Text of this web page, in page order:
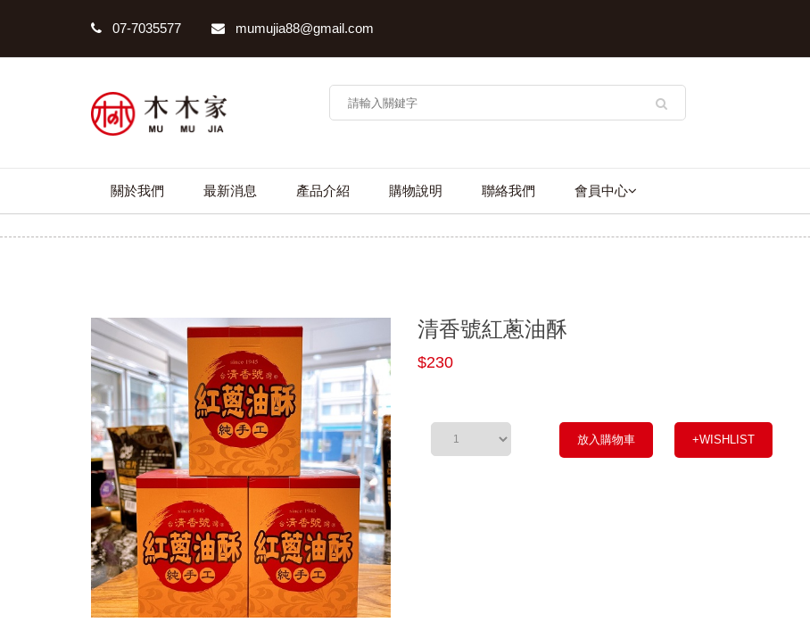
07-7035577 mumujia88@gmail.com
關於我們 最新消息 產品介紹 購物說明 聯絡我們 會員中心
清香號紅蔥油酥
清香號紅蔥油酥
$230
放入購物車 +WISHLIST